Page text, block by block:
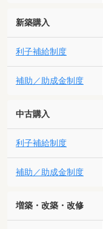
新築購入
利子補給制度
補助／助成金制度
中古購入
利子補給制度
補助／助成金制度
増築・改築・改修